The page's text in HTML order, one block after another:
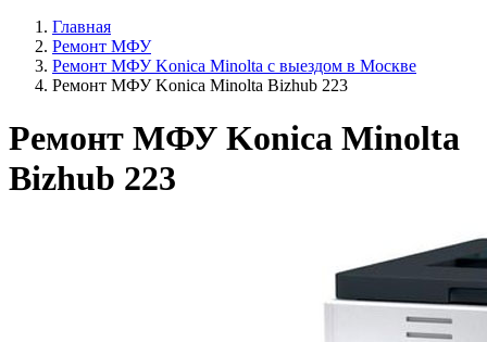
Главная
Ремонт МФУ
Ремонт МФУ Konica Minolta с выездом в Москве
Ремонт МФУ Konica Minolta Bizhub 223
Ремонт МФУ Konica Minolta
Bizhub 223